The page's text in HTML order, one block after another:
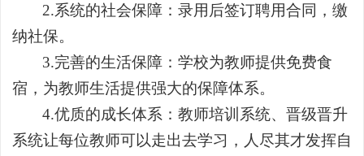
2.系统的社会保障：录用后签订聘用合同，缴
纳社保。
3.完善的生活保障：学校为教师提供免费食
宿，为教师生活提供强大的保障体系。
4.优质的成长体系：教师培训系统、晋级晋升
系统让每位教师可以走出去学习，人尽其才发挥自